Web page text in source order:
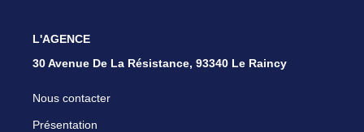
L'AGENCE
30 Avenue De La Résistance, 93340 Le Raincy
Nous contacter
Présentation